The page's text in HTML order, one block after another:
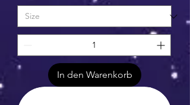
In den Warenkorb